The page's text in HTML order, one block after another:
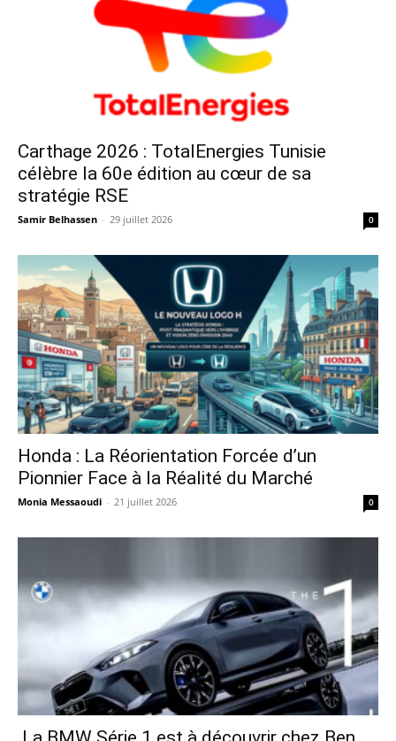
Carthage 2026 : TotalEnergies Tunisie
célèbre la 60e édition au cœur de sa
stratégie RSE
Samir Belhassen - 29 juillet 2026 0
Honda : La Réorientation Forcée d’un
Pionnier Face à la Réalité du Marché
Monia Messaoudi - 21 juillet 2026 0